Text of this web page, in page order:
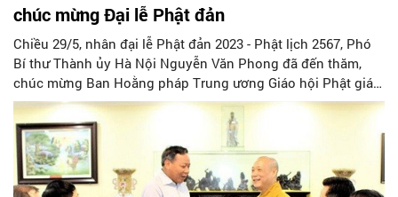
chúc mừng Đại lễ Phật đản
Chiều 29/5, nhân đại lễ Phật đản 2023 - Phật lịch 2567, Phó
Bí thư Thành ủy Hà Nội Nguyễn Văn Phong đã đến thăm,
chúc mừng Ban Hoằng pháp Trung ương Giáo hội Phật giáo
Việt Nam tại chùa Lý Triều Quốc Sư (số 50 phố Lý Quốc Sư,
quận Hoàn Kiếm, Hà Nội).